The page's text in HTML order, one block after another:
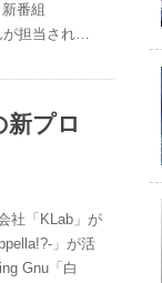
番組
が担当され
プロ
社「KLab」が
」が活
Gnu「白